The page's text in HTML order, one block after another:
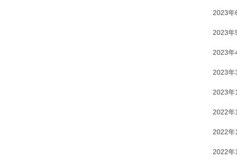
2023年
2023年
2023年
2023年
2023年
2022年
2022年
2022年